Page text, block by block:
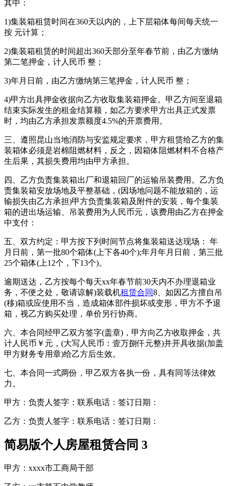
其中：
1)集装箱租赁时间在360天以内的，上下层箱体每间每天统一
按 元计算；
2)集装箱租赁的时间超出360天部分至年春节前，由乙方缴纳
第二笔押金，计人民币 整；
3)年月日前，由乙方缴纳第三笔押金，计人民币 整；
4)甲方出具押金收据向乙方收取集装箱押金。甲乙方间至退箱
结束实际发生的租金结算额，如乙方要求甲方出具正式发票
时，均由乙方承担发票额度4.5%的开票费用。
三、遵照昆山当地消防与安监规定要求，甲方租赁给乙方的集
装箱体必须是岩棉阻燃材料，反之，因箱体阻燃材料不合格产
生后果，其损失费用均由甲方承担。
四、乙方负责集装箱出厂和退箱回厂的运输吊装费用。乙方负
责集装箱安放场地及平整基础，(因场地问题不能放箱的，运
输损失由乙方承担)甲方负责集装箱及附件的安装，每个集装
箱的进出场运输、吊装费用为人民币元，该费用由乙方在押金
中支付：
五、双方约定：甲方按下列时间节点将集装箱送达现场： 年
月日前，第一批80个箱体(上下各40个);年月年月日前，第三批
25个箱体(上12个，下13个)。
逾期送达，乙方按每个每天xx年春节前30天内不办理退箱业
务，不便之处，敬请谅解)装载机租赁合同8、如因乙方擅自吊
(移)箱或应使用不当，造成箱体部件损坏或变形，甲方不予退
箱，视乙方购买处理，单价另行协商。
六、本合同经甲乙双方签字(盖章)，甲方向乙方收取押金，共
计人民币￥元，(大写人民币：壹万捌仟元整)并开具收据(加盖
甲方财务专用章)给乙方后生效。
七、本合同一式两份，甲乙双方各执一份，具有同等法律效
力。
甲方：负责人签字：联系电话：签订日期：
乙方：负责人签字：联系电话：签订日期：
简易版个人房屋租赁合同 3
甲方：xxxx市工商局干部